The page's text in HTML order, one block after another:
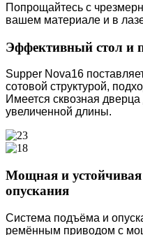
Попрощайтесь с
вашем материале и в
Эффективный стол и
Supper Nova16
сотовой структурой,
Имеется сквозная
увеличенной длины.
Мощная и устойчивая
опускания
Система подъёма и
ремённым приводом с